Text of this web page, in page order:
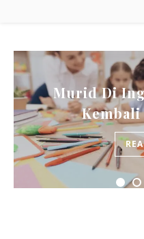
Murid Di
Kembali